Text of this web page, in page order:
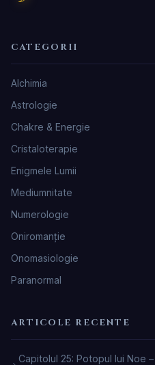
CATEGORII
Alchimia
Astrologie
Chakre & Energie
Cristaloterapie
Enigmele Lumii
Mediumnitate
Numerologie
Oniromanţie
Onomasiologie
Paranormal
ARTICOLE RECENTE
Capitolul 25: Potopul lui Noe